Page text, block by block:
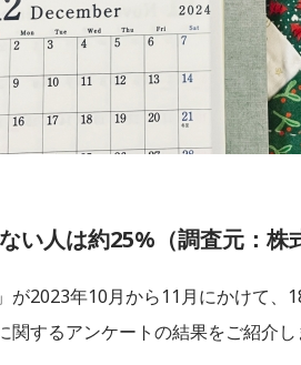
い人は約25%（調査元：株
が2023年10月から11月にかけて
するアンケートの結果をご紹介し